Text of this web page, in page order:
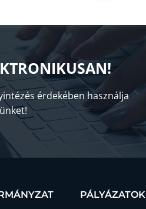
érdekében használja
PÁLYÁZATOK